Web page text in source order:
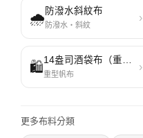
🌧️ 防潑水斜紋布
防潑水・斜紋
›
🛍️ 14盎司酒袋布（重型帆布）
重型帆布
›
更多布料分類